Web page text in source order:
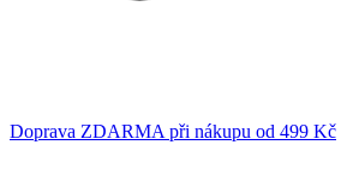
Doprava ZDARMA při nákupu od 499 Kč